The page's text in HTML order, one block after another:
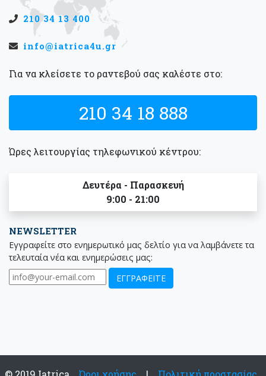
210 34 13 400
info@iatrica4u.gr
Για να κλείσετε το ραντεβού σας καλέστε στο:
210 34 18 888
Ώρες λειτουργίας τηλεφωνικού κέντρου:
Δευτέρα - Παρασκευή
9:00 - 21:00
NEWSLETTER
Εγγραφείτε στο ενημερωτικό μας δελτίο για να λαμβάνετε τα
τελευταία νέα και ενημερώσεις μας: